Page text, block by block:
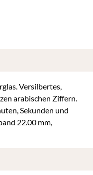
Versilbertes,
arabischen Ziffern.
Sekunden und
22.00 mm,